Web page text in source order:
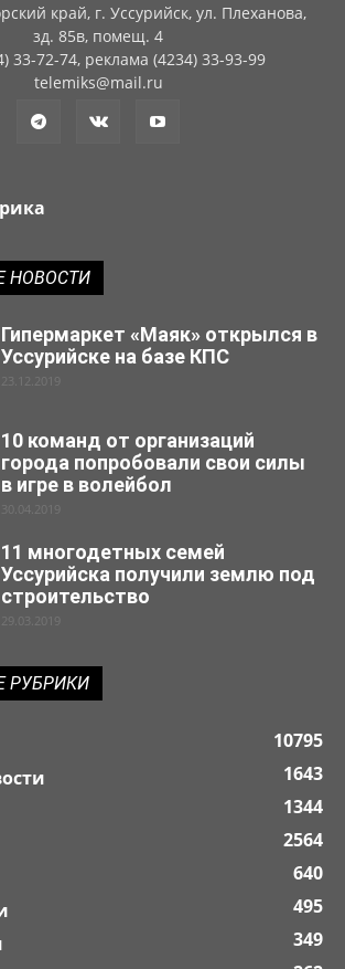
край, г. Уссурийск, ул. Плеханова,
зд. 85в, помещ. 4
33-72-74, реклама (4234) 33-93-99
telemiks@mail.ru
НОВОСТИ
Гипермаркет «Маяк» открылся в
Уссурийске на базе КПС
23.12.2019
10 команд от организаций
города попробовали свои силы
в игре в волейбол
30.04.2019
11 многодетных семей
Уссурийска получили землю под
строительство
29.03.2019
РУБРИКИ
10795
1643
1344
2564
640
495
349